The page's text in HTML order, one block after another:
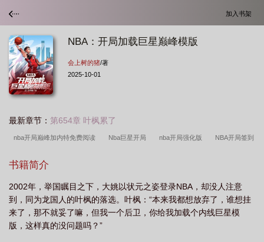
加入书架
NBA：开局加载巨星巅峰模版
会上树的猪/著
2025-10-01
最新章节： 第654章 叶枫累了
nba开局巅峰加内特免费阅读 Nba巨星开局 nba开局强化版 NBA开局签到
板 nba开局就成为超级巨星
节 nba开局加满属性点笔趣阁 nba开局签到巨星天赋 nba开局加强版司
机 nba之开局打造逆天阵容 NBA开局成为超级巨星 NBA开局 nba之开
局奖励满级 NBA开局获得nba巅峰巅峰潜力
书籍简介
2002年，举国瞩目之下，大姚以状元之姿登录NBA，却没人注意
到，同为龙国人的叶枫的落选。叶枫：“本来我都想放弃了，谁想挂
来了，那不就妥了嘛，但我一个后卫，你给我加载个内线巨星模
版，这样真的没问题吗？”